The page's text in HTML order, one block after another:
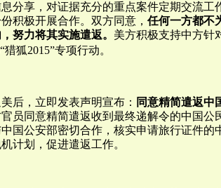
分享，对证据充分的重点案件定期交流工
积极开展合作。双方同意， 任何一方都不
努力将其实施遣返。 美方积极支持中方针
猎狐2015”专项行动。
后，立即发表声明宣布： 同意精简遣返中
员同意精简遣返收到最终递解令的中国公
国公安部密切合作，核实申请旅行证件的
计划，促进遣返工作。